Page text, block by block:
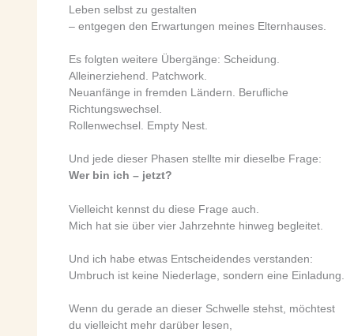
Leben selbst zu gestalten
– entgegen den Erwartungen meines Elternhauses.
Es folgten weitere Übergänge: Scheidung.
Alleinerziehend. Patchwork.
Neuanfänge in fremden Ländern. Berufliche
Richtungswechsel.
Rollenwechsel. Empty Nest.
Und jede dieser Phasen stellte mir dieselbe Frage:
Wer bin ich – jetzt?
Vielleicht kennst du diese Frage auch.
Mich hat sie über vier Jahrzehnte hinweg begleitet.
Und ich habe etwas Entscheidendes verstanden:
Umbruch ist keine Niederlage, sondern eine Einladung.
Wenn du gerade an dieser Schwelle stehst, möchtest
du vielleicht mehr darüber lesen,